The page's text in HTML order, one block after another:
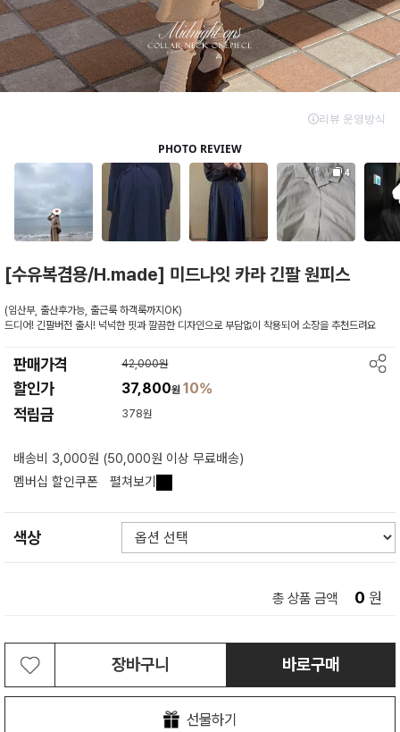
[수유복겸용/H.made] 미드나잇 카라 긴팔 원피스
(임산부, 출산후가능, 출근룩 하객룩까지OK)
드디어! 긴팔버전 출시! 넉넉한 핏과 깔끔한 디자인으로 부담없이 착용되어 소장을 추천드려요
판매가격 42,000원
할인가 37,800원10%
적립금 378원
배송비 3,000원 (50,000원 이상 무료배송)
멤버십 할인쿠폰
펼쳐보기
색상
총 상품 금액 0 원
장바구니 바로구매
선물하기